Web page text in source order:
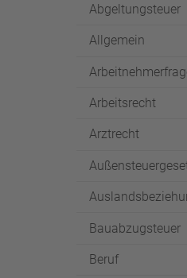
Abgeltungsteuer
Allgemein
Arbeitsrecht
Arztrecht
Bauabzugsteuer
Beruf